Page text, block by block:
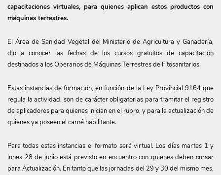
capacitaciones virtuales, para quienes aplican estos productos con
máquinas terrestres.
El Área de Sanidad Vegetal del Ministerio de Agricultura y Ganadería,
dio a conocer las fechas de los cursos gratuitos de capacitación
destinados a los Operarios de Máquinas Terrestres de Fitosanitarios.
Estas instancias de formación, en función de la Ley Provincial 9164 que
regula la actividad, son de carácter obligatorias para tramitar el registro
de aplicadores para quienes inician en el rubro, y para la actualización de
quienes ya poseen el carné habilitante.
Para todas estas instancias el formato será virtual. Los días martes 1 y
lunes 28 de junio está previsto en encuentro con quienes deben cursar
para Actualización. En tanto que las jornadas del 29 y 30 del mismo mes,